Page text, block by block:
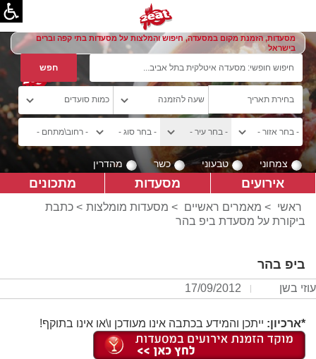
מסעדות, הזמנת מקום במסעדה, חיפוש והמלצות על מסעדות בתי קפה וברים
בישראל
צמחוני טבעוני כשר מהדרין
אירועים מסעדות מתכונים
ראשי > מאמרים ראשיים > מסעדות מומלצות > כתבת
ביקורת על מסעדת ביפ בהר
ביפ בהר
עוזי בשן 17/09/2012
*ארכיון: ייתכן והמידע בכתבה אינו מעודכן ו\או אינו בתוקף!